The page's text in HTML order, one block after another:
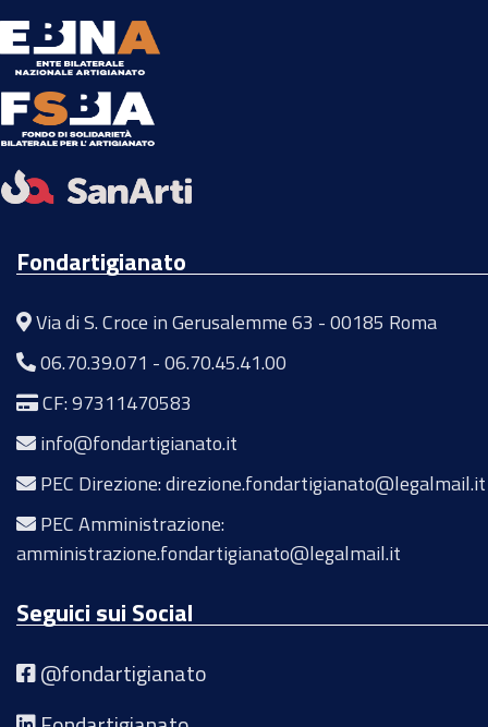
Fondartigianato
Via di S. Croce in Gerusalemme 63 - 00185 Roma
06.70.39.071 -06.70.45.41.00
CF: 97311470583
info@fondartigianato.it
PEC Direzione: direzione.fondartigianato@legalmail.it
PEC Amministrazione:
amministrazione.fondartigianato@legalmail.it
Seguici sui Social
@fondartigianato